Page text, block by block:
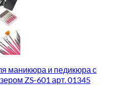
маникюра и педикюра с
ZS-601 арт. 01345